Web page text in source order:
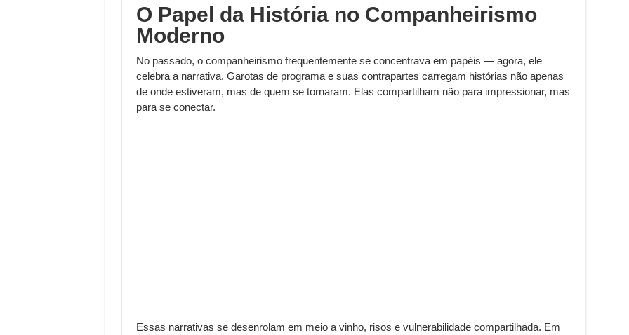
O Papel da História no Companheirismo
Moderno
No passado, o companheirismo frequentemente se concentrava em papéis — agora, ele
celebra a narrativa. Garotas de programa e suas contrapartes carregam histórias não apenas
de onde estiveram, mas de quem se tornaram. Elas compartilham não para impressionar, mas
para se conectar.
Essas narrativas se desenrolam em meio a vinho, risos e vulnerabilidade compartilhada. Em